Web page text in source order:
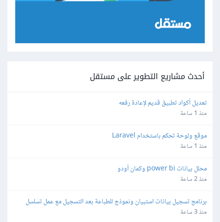
أحدث مشاريع التطوير على مستقل
تعديل أكواد تطبيق قديم لإعادة رفعه
منذ 1 ساعة
موقع ولوحة تحكم باستخدام Laravel
منذ 1 ساعة
محلل بيانات power bi وكمان أودو
منذ 2 ساعة
برنامج تسجيل بيانات استبيان ونموذج للطباعة بعد التسجيل مع عمل تسلسل
منذ 3 ساعة